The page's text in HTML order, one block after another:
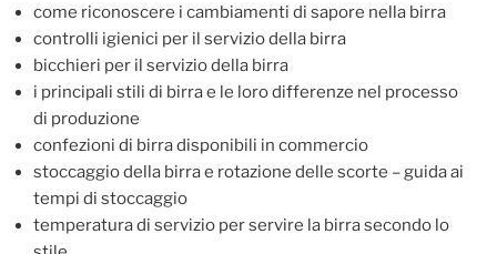
come riconoscere i cambiamenti di sapore nella birra
controlli igienici per il servizio della birra
bicchieri per il servizio della birra
i principali stili di birra e le loro differenze nel processo
di produzione
confezioni di birra disponibili in commercio
stoccaggio della birra e rotazione delle scorte – guida ai
tempi di stoccaggio
temperatura di servizio per servire la birra secondo lo